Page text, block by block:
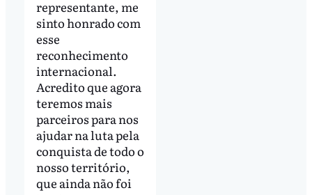
representante, me
sinto honrado com
esse
reconhecimento
internacional.
Acredito que agora
teremos mais
parceiros para nos
ajudar na luta pela
conquista de todo o
nosso território,
que ainda não foi